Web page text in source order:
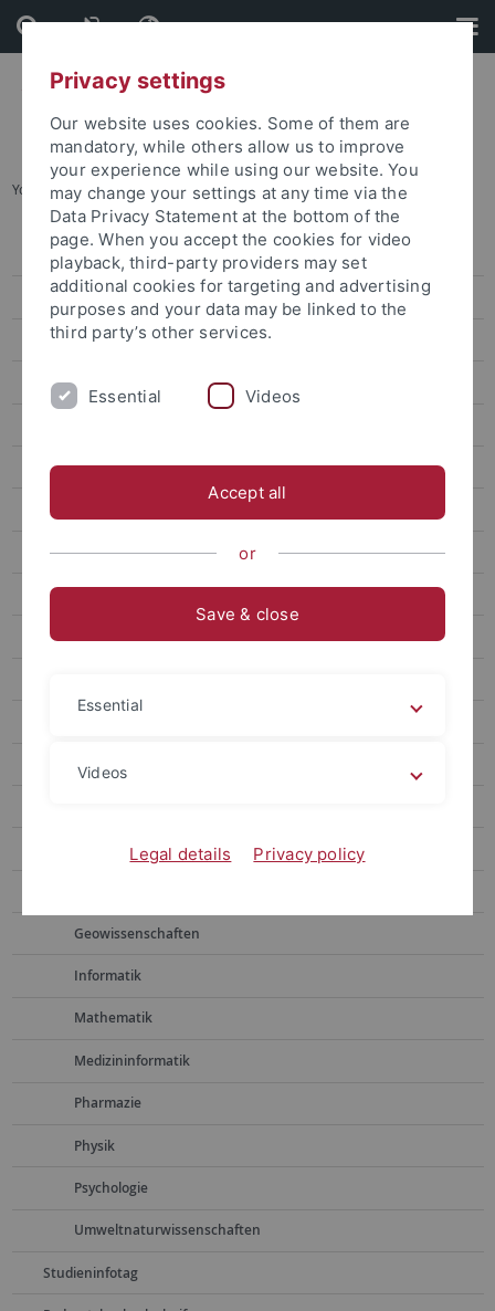
Skip
to
content
Skip
to
footer
You are here: Startseite ... Biochemie
Studierenden-ABC
Tübingen als Studienort
Angebote für Studieninteressierte
Ich will studieren
Schnupperstudium
Rechtswissenschaft / Jura
Biochemie
Geowissenschaften
Informatik
Mathematik
Medizininformatik
Pharmazie
Physik
Psychologie
Umweltnaturwissenschaften
Studieninfotag
Privacy settings
Our website uses cookies. Some of them are
mandatory, while others allow us to improve
your experience while using our website. You
may change your settings at any time via the
Data Privacy Statement at the bottom of the
page. When you accept the cookies for video
playback, third-party providers may set
additional cookies for targeting and advertising
purposes and your data may be linked to the
third party’s other services.
Essential Videos
Accept all
or
Save & close
Essential
Videos
Legal details Privacy policy